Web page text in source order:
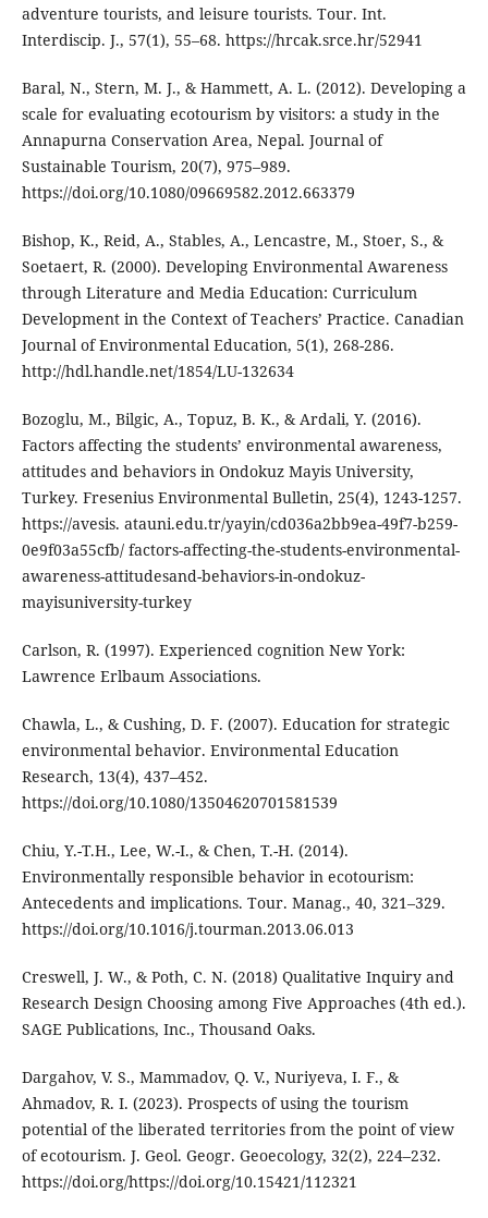
adventure tourists, and leisure tourists. Tour. Int.
Interdiscip. J., 57(1), 55–68. https://hrcak.srce.hr/52941
Baral, N., Stern, M. J., & Hammett, A. L. (2012). Developing a
scale for evaluating ecotourism by visitors: a study in the
Annapurna Conservation Area, Nepal. Journal of
Sustainable Tourism, 20(7), 975–989.
https://doi.org/10.1080/09669582.2012.663379
Bishop, K., Reid, A., Stables, A., Lencastre, M., Stoer, S., &
Soetaert, R. (2000). Developing Environmental Awareness
through Literature and Media Education: Curriculum
Development in the Context of Teachers’ Practice. Canadian
Journal of Environmental Education, 5(1), 268-286.
http://hdl.handle.net/1854/LU-132634
Bozoglu, M., Bilgic, A., Topuz, B. K., & Ardali, Y. (2016).
Factors affecting the students’ environmental awareness,
attitudes and behaviors in Ondokuz Mayis University,
Turkey. Fresenius Environmental Bulletin, 25(4), 1243-1257.
https://avesis. atauni.edu.tr/yayin/cd036a2bb9ea-49f7-b259-
0e9f03a55cfb/ factors-affecting-the-students-environmental-
awareness-attitudesand-behaviors-in-ondokuz-
mayisuniversity-turkey
Carlson, R. (1997). Experienced cognition New York:
Lawrence Erlbaum Associations.
Chawla, L., & Cushing, D. F. (2007). Education for strategic
environmental behavior. Environmental Education
Research, 13(4), 437–452.
https://doi.org/10.1080/13504620701581539
Chiu, Y.-T.H., Lee, W.-I., & Chen, T.-H. (2014).
Environmentally responsible behavior in ecotourism:
Antecedents and implications. Tour. Manag., 40, 321–329.
https://doi.org/10.1016/j.tourman.2013.06.013
Creswell, J. W., & Poth, C. N. (2018) Qualitative Inquiry and
Research Design Choosing among Five Approaches (4th ed.).
SAGE Publications, Inc., Thousand Oaks.
Dargahov, V. S., Mammadov, Q. V., Nuriyeva, I. F., &
Ahmadov, R. I. (2023). Prospects of using the tourism
potential of the liberated territories from the point of view
of ecotourism. J. Geol. Geogr. Geoecology, 32(2), 224–232.
https://doi.org/https://doi.org/10.15421/112321